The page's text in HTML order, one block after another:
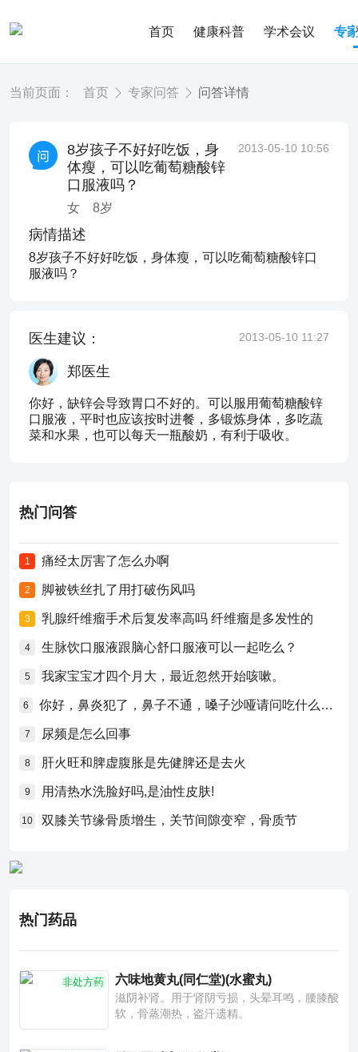
首页 健康科普 学术会议 专
当前页面： 首页 专家问答 问答详情
8岁孩子不好好吃饭，身
体瘦，可以吃葡萄糖酸锌
口服液吗？
女 8岁
2013-05-10 10:56
病情描述
8岁孩子不好好吃饭，身体瘦，可以吃葡萄糖酸锌口
服液吗？
医生建议： 2013-05-10 11:27
郑医生
你好，缺锌会导致胃口不好的。可以服用葡萄糖酸锌
口服液，平时也应该按时进餐，多锻炼身体，多吃蔬
菜和水果，也可以每天一瓶酸奶，有利于吸收。
热门问答
1 痛经太厉害了怎么办啊
2 脚被铁丝扎了用打破伤风吗
3 乳腺纤维瘤手术后复发率高吗 纤维瘤是多发性的
4 生脉饮口服液跟脑心舒口服液可以一起吃么？
5 我家宝宝才四个月大，最近忽然开始咳嗽。
6 你好，鼻炎犯了，鼻子不通，嗓子沙哑请问吃什么药比较好？
7 尿频是怎么回事
8 肝火旺和脾虚腹胀是先健脾还是去火
9 用清热水洗脸好吗,是油性皮肤!
10 双膝关节缘骨质增生，关节间隙变窄，骨质节
热门药品
非处方药 六味地黄丸(同仁堂)(水蜜丸)
滋阴补肾。用于肾阴亏损，头晕耳鸣，腰膝酸
软，骨蒸潮热，盗汗遗精。